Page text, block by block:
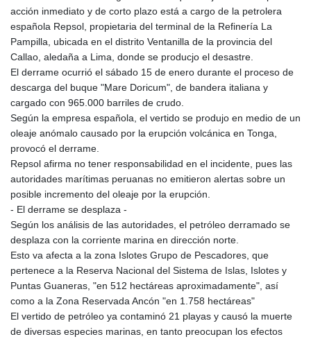
IMP 0.857252
INR 110.076256
IQD 1509.981237
IRR
1590322.371805
ISK 142.598215
JEP 0.857252
JMD 183.057725
JOD 0.819746
KES 149.158147
KGS 101.104505
KHR 4681.941823
KRW 1627.677557
KWD 0.356853
KYD 0.960588
KZT 540.233287
LAK 26025.676609
LBP
103223.017367
LKR 386.635196
acción inmediato y de corto plazo está a cargo de la petrolera
española Repsol, propietaria del terminal de la Refinería La
Pampilla, ubicada en el distrito Ventanilla de la provincia del
Callao, aledaña a Lima, donde se producjo el desastre.
El derrame ocurrió el sábado 15 de enero durante el proceso de
descarga del buque "Mare Doricum", de bandera italiana y
cargado con 965.000 barriles de crudo.
Según la empresa española, el vertido se produjo en medio de un
oleaje anómalo causado por la erupción volcánica en Tonga,
provocó el derrame.
Repsol afirma no tener responsabilidad en el incidente, pues las
autoridades marítimas peruanas no emitieron alertas sobre un
posible incremento del oleaje por la erupción.
- El derrame se desplaza -
Según los análisis de las autoridades, el petróleo derramado se
desplaza con la corriente marina en dirección norte.
Esto va afecta a la zona Islotes Grupo de Pescadores, que
pertenece a la Reserva Nacional del Sistema de Islas, Islotes y
Puntas Guaneras, "en 512 hectáreas aproximadamente", así
como a la Zona Reservada Ancón "en 1.758 hectáreas"
El vertido de petróleo ya contaminó 21 playas y causó la muerte
de diversas especies marinas, en tanto preocupan los efectos